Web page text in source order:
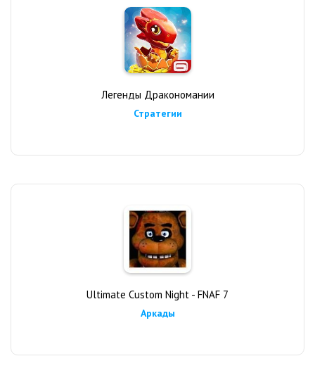
Легенды Дракономании
Стратегии
Ultimate Custom Night - FNAF 7
Аркады